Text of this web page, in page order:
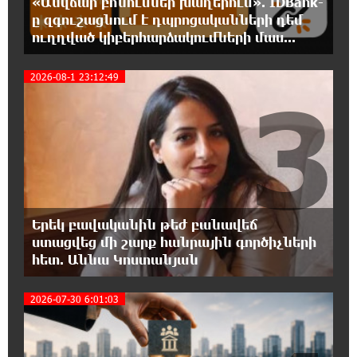
18:27:27 5-08-2026
Սիրո, ազատության ու պարտքի մասին՝
քաղաքականությամբ. Մենուա Սողոմոնյան
18:21:07 5-08-2026
Հանձնվել թուրքական ողորմածությա՞նը,
թե՞ պայքարել մինչև վերջ. ընտրի´ր
պայքարը. Ավետիք Չալաբյանի ուղերձը կալանավայրից
18:16:33 5-08-2026
Ազգային ժողովը լեգիտիմ չէ, քանի որ
իշխանությունը կեղծել է ընտրությունները.
Ցոլակ Ակոպյան
18:11:05 5-08-2026
Մեր երկրում իշխանության և ընդդիմության
անվերջանալի պայքարի մեջ տուժում է
ը զգուշացնում է դպրոցականների դեմ
ուղղված կիբերհարձակումների մաս...
2026-08-1 23:12:49
Երեկ բավականին թեժ բանավեճ
ստացվեց մի շարք հանրային գործիչների
հետ. Աննա Կոստանյան
3
2026-07-30 6:01:03